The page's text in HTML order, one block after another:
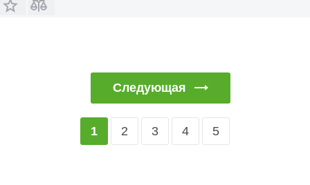
Следующая
1 2 3 4 5